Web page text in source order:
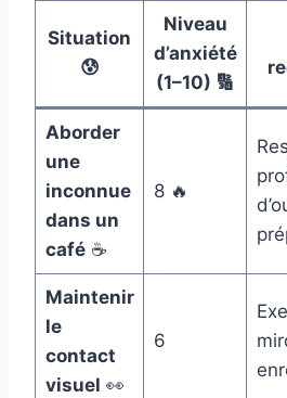
Situation
😰
Niveau
d’anxiété
(1–10) 🔢
Aborder
une
inconnue
dans un
café☕
8 🔥
Maintenir
le
contact
visuel 👀
6